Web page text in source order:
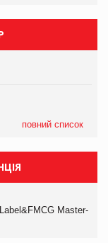
повний список
Master-